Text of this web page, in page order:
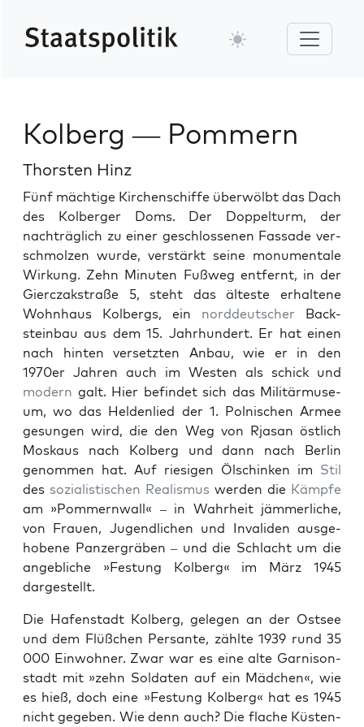
Kolberg — Pommern
Thorsten Hinz
Fünf mächtige Kirchen­schiffe über­wölbt das Dach
des Kol­berg­er Doms. Der Dop­pel­turm, der
nachträglich zu ein­er geschlosse­nen Fas­sade ver­
schmolzen wurde, ver­stärkt seine mon­u­men­tale
Wirkung. Zehn Minuten Fußweg ent­fer­nt, in der
Gier­czak­straße 5, ste­ht das älteste erhal­tene
Wohn­haus Kol­bergs, ein nord­deutsch­er Back­
stein­bau aus dem 15. Jahrhun­dert. Er hat einen
nach hin­ten ver­set­zten Anbau, wie er in den
1970er Jahren auch im West­en als schick und
mod­ern galt. Hier befind­et sich das Mil­itär­mu­se­
um, wo das Helden­lied der 1. Pol­nis­chen Armee
gesun­gen wird, die den Weg von Rjasan östlich
Moskaus nach Kol­berg und dann nach Berlin
genom­men hat. Auf riesi­gen Ölschinken im Stil
des sozial­is­tis­chen Real­is­mus wer­den die Kämpfe
am »Pom­mern­wall« – in Wahrheit jäm­mer­liche,
von Frauen, Jugendlichen und Invali­den aus­ge­
hobene Panz­er­gräben – und die Schlacht um die
ange­bliche »Fes­tung Kol­berg« im März 1945
dargestellt.
Die Hafen­stadt Kol­berg, gele­gen an der Ost­see
und dem Flüßchen Per­sante, zählte 1939 rund 35
000 Ein­wohn­er. Zwar war es eine alte Gar­nison­
stadt mit »zehn Sol­dat­en auf ein Mäd­chen«, wie
es hieß, doch eine »Fes­tung Kol­berg« hat es 1945
nicht gegeben. Wie denn auch? Die flache Küsten­